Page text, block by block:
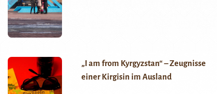
„I am from Kyrgyzstan“ – Zeugnisse
einer Kirgisin im Ausland